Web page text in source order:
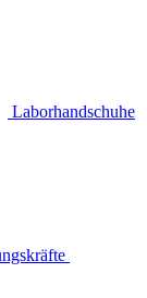
Laborhandschuhe